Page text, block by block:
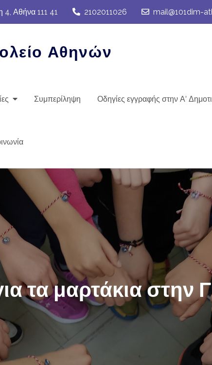
4, Αθήνα 111 41 2102011026 mail@101dim-
Αθηνών
Συμπερίληψη Οδηγίες εγγραφής στην Α′
τα μαρτάκια στην